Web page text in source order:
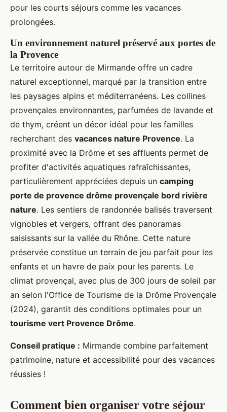
pour les courts séjours comme les vacances
prolongées.
Un environnement naturel préservé aux portes de
la Provence
Le territoire autour de Mirmande offre un cadre
naturel exceptionnel, marqué par la transition entre
les paysages alpins et méditerranéens. Les collines
provençales environnantes, parfumées de lavande et
de thym, créent un décor idéal pour les familles
recherchant des vacances nature Provence. La
proximité avec la Drôme et ses affluents permet de
profiter d'activités aquatiques rafraîchissantes,
particulièrement appréciées depuis un camping
porte de provence drôme provençale bord rivière
nature. Les sentiers de randonnée balisés traversent
vignobles et vergers, offrant des panoramas
saisissants sur la vallée du Rhône. Cette nature
préservée constitue un terrain de jeu parfait pour les
enfants et un havre de paix pour les parents. Le
climat provençal, avec plus de 300 jours de soleil par
an selon l'Office de Tourisme de la Drôme Provençale
(2024), garantit des conditions optimales pour un
tourisme vert Provence Drôme.
Conseil pratique : Mirmande combine parfaitement
patrimoine, nature et accessibilité pour des vacances
réussies !
Comment bien organiser votre séjour